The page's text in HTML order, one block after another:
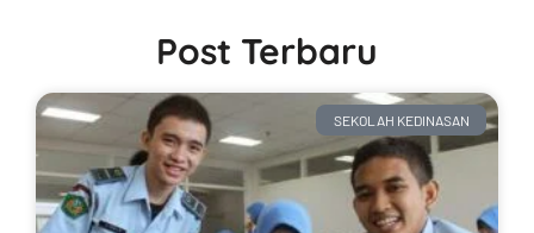
Post Terbaru
SEKOLAH KEDINASAN